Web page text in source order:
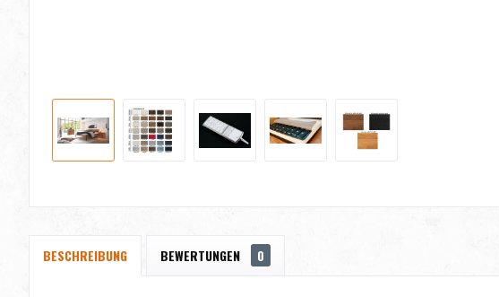
BESCHREIBUNG BEWERTUNGEN 0